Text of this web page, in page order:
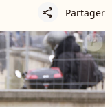
share Partager